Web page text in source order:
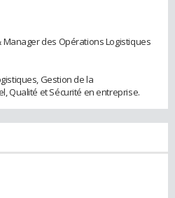
des Opérations Logistiques
Gestion de la
Qualité et Sécurité en entreprise.